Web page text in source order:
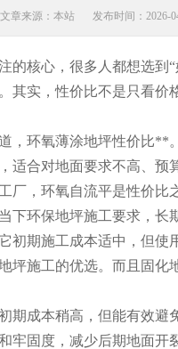
文章来源：本站 发布时间：2026-
核心，很多人都想选到
实，性价比不是只看
，环氧薄涂地坪性价比
合对地面要求不高、预
，环氧自流平是性价
环保地坪施工要求，长
期施工成本适中，但
施工的优选。而且固
成本稍高，但能有效
固度，减少后期地面